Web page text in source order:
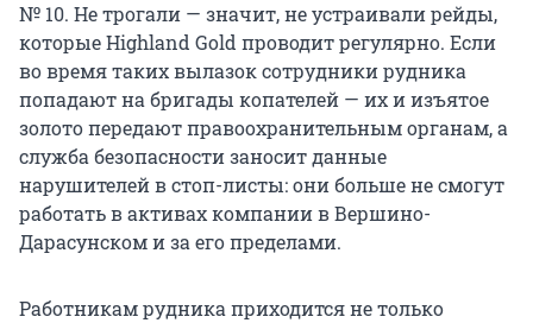
№ 10. Не трогали — значит, не устраивали рейды,
которые Highland Gold проводит регулярно. Если
во время таких вылазок сотрудники рудника
попадают на бригады копателей — их и изъятое
золото передают правоохранительным органам, а
служба безопасности заносит данные
нарушителей в стоп-листы: они больше не смогут
работать в активах компании в Вершино-
Дарасунском и за его пределами.
Работникам рудника приходится не только